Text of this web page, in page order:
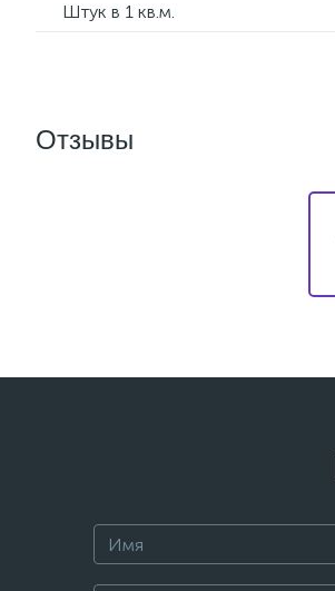
Штук в 1 кв.м.
Отзывы